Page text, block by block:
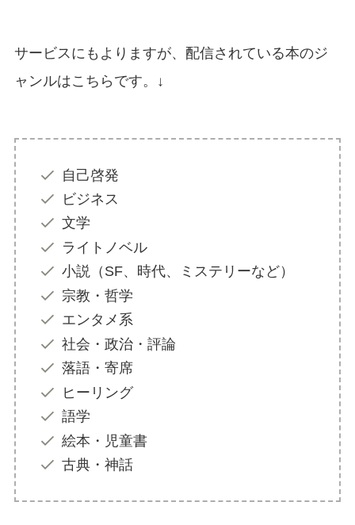
サービスにもよりますが、配信されている本のジ
ャンルはこちらです。↓
自己啓発
ビジネス
文学
ライトノベル
小説（SF、時代、ミステリーなど）
宗教・哲学
エンタメ系
社会・政治・評論
落語・寄席
ヒーリング
語学
絵本・児童書
古典・神話